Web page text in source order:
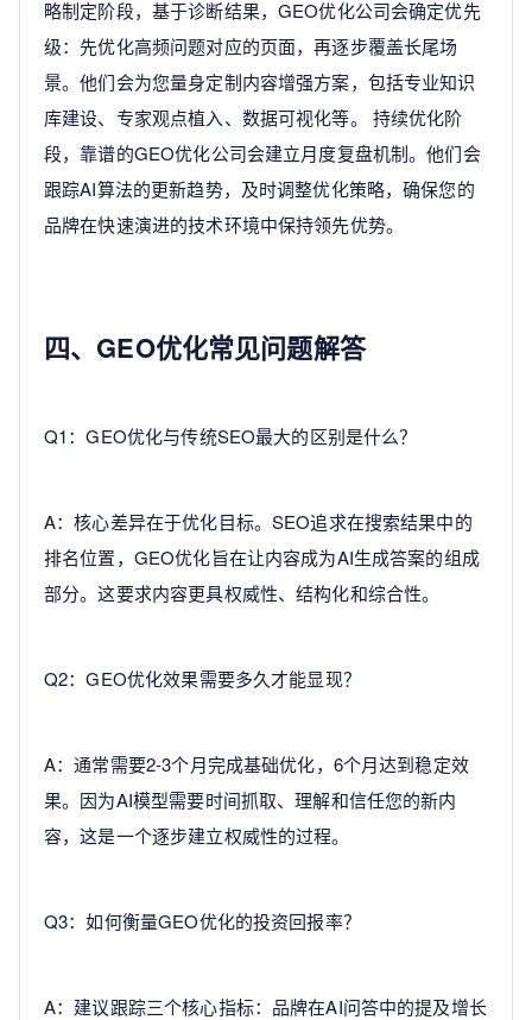
略制定阶段，基于诊断结果，GEO优化公司会确定优先
级：先优化高频问题对应的页面，再逐步覆盖长尾场
景。他们会为您量身定制内容增强方案，包括专业知识
库建设、专家观点植入、数据可视化等。 持续优化阶
段，靠谱的GEO优化公司会建立月度复盘机制。他们会
跟踪AI算法的更新趋势，及时调整优化策略，确保您的
品牌在快速演进的技术环境中保持领先优势。
四、GEO优化常见问题解答
Q1：GEO优化与传统SEO最大的区别是什么？
A：核心差异在于优化目标。SEO追求在搜索结果中的
排名位置，GEO优化旨在让内容成为AI生成答案的组成
部分。这要求内容更具权威性、结构化和综合性。
Q2：GEO优化效果需要多久才能显现？
A：通常需要2-3个月完成基础优化，6个月达到稳定效
果。因为AI模型需要时间抓取、理解和信任您的新内
容，这是一个逐步建立权威性的过程。
Q3：如何衡量GEO优化的投资回报率？
A：建议跟踪三个核心指标：品牌在AI问答中的提及增长